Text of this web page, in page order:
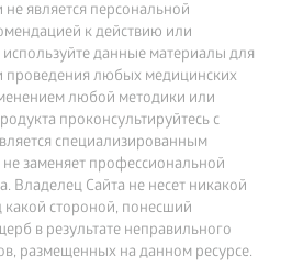
является персональной
к действию или
данные материалы для
проведения любых медицинских
любой методики или
проконсультируйтесь с
специализированным
заменяет профессиональной
Владелец Сайта не несет никакой
какой стороной, понесший
в результате неправильного
размещенных на данном ресурсе.